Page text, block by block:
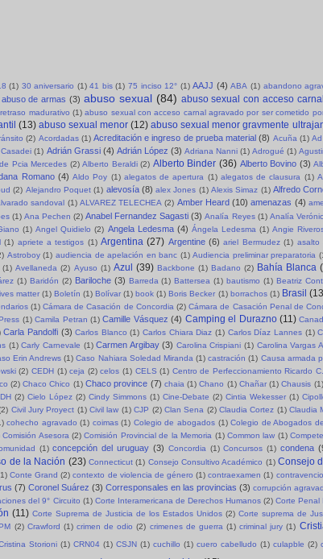
(1) 30 aniversario (1) 41 bis (1) 75 inciso 12° (1) AAJJ (4) ABA (1) abandono
abuso de armas (3) abuso sexual (84) abuso sexual con acceso carnal
madurativo (1) abuso sexual con acceso carnal agravado por ser cometido
(13) abuso sexual menor (12) abuso sexual menor gravmente
(2) Acordadas (1) Acreditación e ingreso de prueba material (8) Acuña (1)
(1) Adrián Grassi (4) Adrián López (3) Adriana Nanni (1) Adrogué (1)
Pcia Mercedes (2) Alberto Beraldi (2) Alberto Binder (36) Alberto Bovino (3)
Romano (4) Aldo Poy (1) alegatos de apertura (1) alegatos de clausura (1)
(2) Alejandro Poquet (1) alevosía (8) alex Jones (1) Alexis Simaz (1) Alfredo
sandoval (1) ALVAREZ TELECHEA (2) Amber Heard (10) amenazas (4)
(1) Ana Pechen (2) Anabel Fernandez Sagasti (3) Analía Reyes (1) Analía
(1) Angel Quidielo (2) Angela Ledesma (4) Ángela Ledesma (1) Angie
(1) apriete a testigos (1) Argentina (27) Argentine (6) ariel Bermudez (1) asalto
Astroboy (1) audiencia de apelación en banc (1) Audiencia preliminar preparatoria
(1) Avellaneda (2) Ayuso (1) Azul (39) Backbone (1) Badano (2) Bahía Blanca
(1) Baridón (2) Bariloche (3) Barreda (1) Battersea (1) bautismo (1) Beatriz
matter (1) Boletín (1) Bolívar (1) book (1) Boris Becker (1) borrachos (1) Brasil
(1) Cámara de Casación de Concordia (2) Cámara de Casación Penal de
(1) Camila Petran (1) Camille Vásquez (4) Camping el Durazno (11)
Carla Pandolfi (3) Carlos Blanco (1) Carlos Chiara Diaz (1) Carlos Díaz Lannes (1)
(1) Carly Carnevale (1) Carmen Argibay (3) Carolina Crispiani (1) Carolina Vargas
Erin Andrews (1) Caso Nahiara Soledad Miranda (1) castración (1) Causa armada
(2) CEDH (1) ceja (2) celos (1) CELS (1) Centro de Perfeccionamiento Ricardo
(2) Chaco Chico (1) Chaco province (7) chaia (1) Chano (1) Chañar (1) Chausis (1)
(2) Cielo López (2) Cindy Simmons (1) Cine-Debate (2) Cintia Wekesser (1)
Civil Jury Proyect (1) Civil law (1) CJP (2) Clan Sena (2) Claudia Cortez (1) Claudia
cohecho agravado (1) coimas (1) Colegio de abogados (1) Colegio de Abogados
Comisión Asesora (2) Comisión Provincial de la Memoria (1) Common law (1)
(1) concepción del uruguay (3) Concordia (1) Concursos (1) condena
de la Nación (23) Connecticut (1) Consejo Consultivo Académico (1) Consejo
Conte Grand (2) contexto de violencia de género (1) contraexamen (1)
(7) Coronel Suárez (3) Corresponsales en las provincias (3) corrupción
del 9° Circuito (1) Corte Interamericana de Derechos Humanos (2) Corte Penal
(11) Corte Suprema de Justicia de los Estados Unidos (2) Corte suprema de
(2) Crawford (1) crimen de odio (2) crimenes de guerra (1) criminal jury (1)
Storioni (1) CRN04 (1) CSJN (1) cuchillo (1) cuero cabelludo (1) culapble (2)